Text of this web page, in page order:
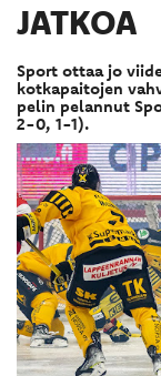
JATKOA
Sport ottaa jo
kotkapaitojen
pelin pelannut
2-0, 1-1).